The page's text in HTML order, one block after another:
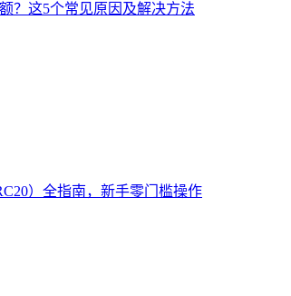
？这5个常见原因及解决方法
）全指南，新手零门槛操作